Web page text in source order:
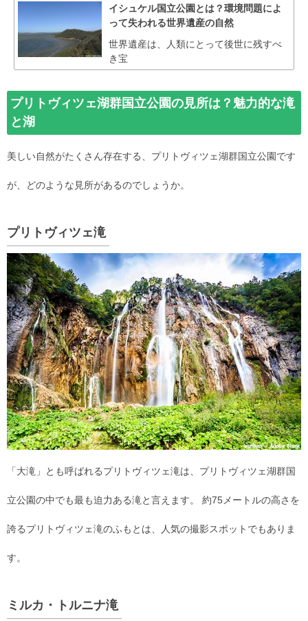
イシュケル国立公園とは？環境問題によ
って失われる世界遺産の自然
世界遺産は、人類にとって後世に残すべ
き宝
プリトヴィツェ湖群国立公園の見所は？魅力的な滝
と湖
美しい自然がたくさん存在する、プリトヴィツェ湖群国立公園です
が、どのような見所があるのでしょうか。
プリトヴィツェ滝
「大滝」とも呼ばれるプリトヴィツェ滝は、プリトヴィツェ湖群国
立公園の中でも最も迫力ある滝と言えます。 約75メートルの高さを
誇るプリトヴィツェ滝のふもとは、人気の撮影スポットでもありま
す。
ミルカ・トルニナ滝